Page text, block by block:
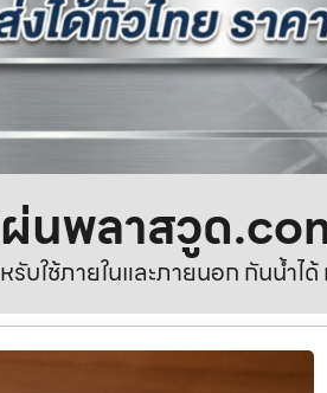
นพลาสวูด
บใช้ภายในและภายนอก กันน้ำไ